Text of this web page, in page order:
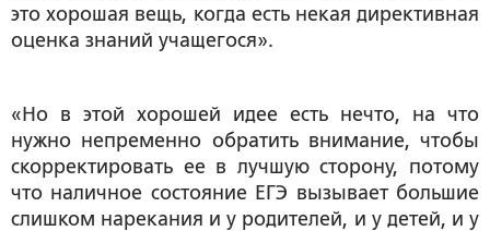
это хорошая вещь, когда есть некая директивная
оценка знаний учащегося».
«Но в этой хорошей идее есть нечто, на что
нужно непременно обратить внимание, чтобы
скорректировать ее в лучшую сторону, потому
что наличное состояние ЕГЭ вызывает большие
слишком нарекания и у родителей, и у детей, и у